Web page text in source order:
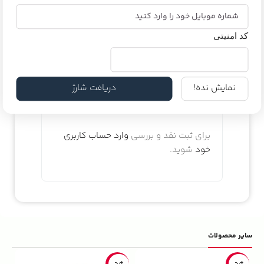
عالی
برای ثبت نقد و بررسی وارد حساب کاربری
خود شوید.
سایر محصولات
کد امنیتی
نمایش نده! دریافت شارژ